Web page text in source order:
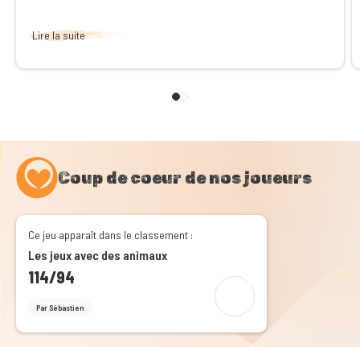
Coup de coeur de nos joueurs
Ce jeu apparaît dans le classement :
Les jeux avec des animaux
114/94
Par Sébastien
Lire la suite